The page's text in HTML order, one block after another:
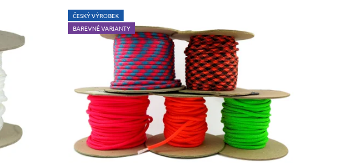
n
í
p
r
o
d
u
k
t
ČESKÝ VÝROBEK
BAREVNÉ VARIANTY